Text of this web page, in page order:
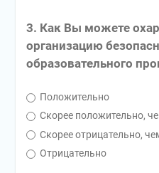
3. Как Вы можете
организацию
образовательного
Положительно
Скорее положительно,
Скорее отрицательно,
Отрицательно